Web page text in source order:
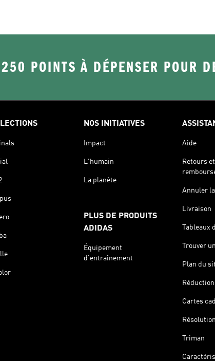
POINTS À DÉPENSER POUR
NOS INITIATIVES
Impact
L'humain
La planète
PLUS DE PRODUITS
ADIDAS
Équipement
d'entraînement
Aide
Retours et
Annuler
Livraison
Tableaux
Trouver
Plan du
Cartes
Triman